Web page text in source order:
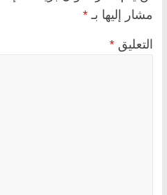
مشار إليها بـ *
التعليق *